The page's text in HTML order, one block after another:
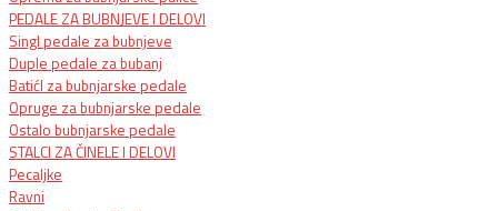
PEDALE ZA BUBNJEVE I DELOVI
Singl pedale za bubnjeve
Duple pedale za bubanj
BatićI za bubnjarske pedale
Opruge za bubnjarske pedale
Ostalo bubnjarske pedale
STALCI ZA ČINELE I DELOVI
Pecaljke
Ravni